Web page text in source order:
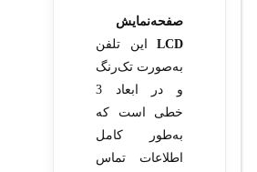
صفحه‌نمایش
LCDاین تلفن
به‌صورت تک‌رنگ
و در ابعاد 3
خطی است که
به‌طور کامل
اطلاعات تماس